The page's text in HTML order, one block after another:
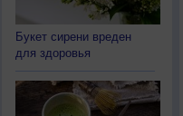
Букет сирени вреден
для здоровья